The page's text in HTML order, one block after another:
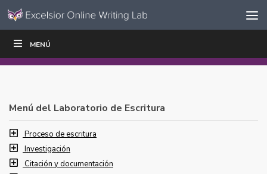
Ir al contenido
navegación
MENÚ
ESCRIBIR
Menú del Laboratorio de Escritura
Proceso de escritura
Investigación
Citación y documentación